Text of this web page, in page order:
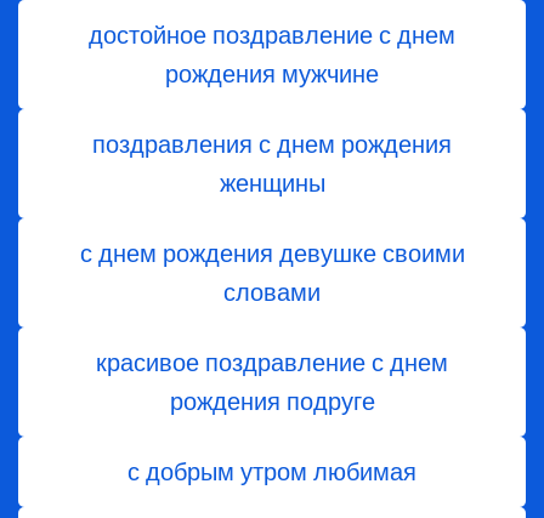
достойное поздравление с днем
рождения мужчине
поздравления с днем рождения
женщины
с днем рождения девушке своими
словами
красивое поздравление с днем
рождения подруге
с добрым утром любимая